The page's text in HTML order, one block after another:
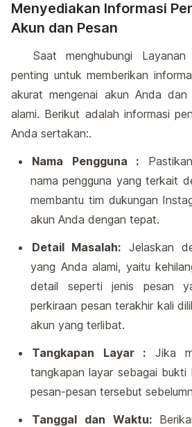
Menyediakan Informasi
Akun dan Pesan
Saat menghubungi
penting untuk memberikan
akurat mengenai akun Anda
alami. Berikut adalah informasi
Anda sertakan:.
Nama Pengguna :
nama pengguna yang terkait
membantu tim dukungan
akun Anda dengan tepat.
Detail Masalah: Jelaskan
yang Anda alami, yaitu
detail seperti jenis pesan
perkiraan pesan terakhir kali
akun yang terlibat.
Tangkapan Layar : Jika
tangkapan layar sebagai bukti
pesan-pesan tersebut
Tanggal dan Waktu: